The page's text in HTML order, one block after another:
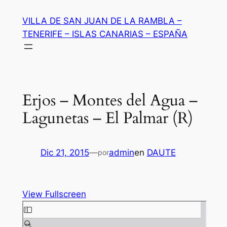
contenido
VILLA DE SAN JUAN DE LA RAMBLA –
TENERIFE – ISLAS CANARIAS – ESPAÑA
Erjos – Montes del Agua –
Lagunetas – El Palmar (R)
Dic 21, 2015—poradminen DAUTE
View Fullscreen
Saltar
al